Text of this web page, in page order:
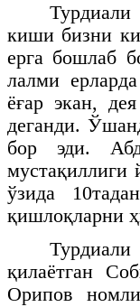
киши бизни
ерга бошлаб
лалми
ёғар экан,
деганди.
бор эди.
мустақиллиги
ўзида
қишлоқларни
қилаётган
Орипов